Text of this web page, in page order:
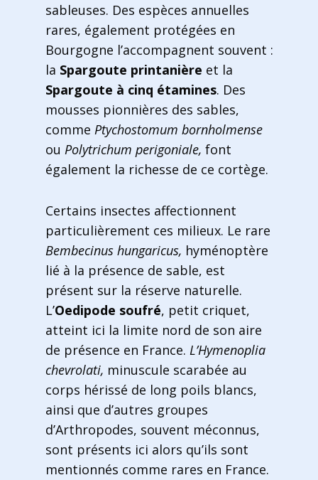
sableuses. Des espèces annuelles
rares, également protégées en
Bourgogne l’accompagnent souvent :
la Spargoute printanière et la
Spargoute à cinq étamines. Des
mousses pionnières des sables,
comme Ptychostomum bornholmense
ou Polytrichum perigoniale, font
également la richesse de ce cortège.
Certains insectes affectionnent
particulièrement ces milieux. Le rare
Bembecinus hungaricus, hyménoptère
lié à la présence de sable, est
présent sur la réserve naturelle.
L’Oedipode soufré, petit criquet,
atteint ici la limite nord de son aire
de présence en France. L’Hymenoplia
chevrolati, minuscule scarabée au
corps hérissé de long poils blancs,
ainsi que d’autres groupes
d’Arthropodes, souvent méconnus,
sont présents ici alors qu’ils sont
mentionnés comme rares en France.